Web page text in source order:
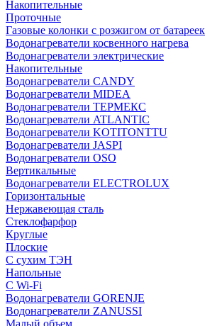
Накопительные
Проточные
Газовые колонки с розжигом от батареек
Водонагреватели косвенного нагрева
Водонагреватели электрические
Накопительные
Водонагреватели CANDY
Водонагреватели MIDEA
Водонагреватели ТЕРМЕКС
Водонагреватели ATLANTIC
Водонагреватели KOTITONTTU
Водонагреватели JASPI
Водонагреватели OSO
Вертикальные
Водонагреватели ELECTROLUX
Горизонтальные
Нержавеющая сталь
Стеклофарфор
Круглые
Плоские
С сухим ТЭН
Напольные
С Wi-Fi
Водонагреватели GORENJE
Водонагреватели ZANUSSI
Малый объем